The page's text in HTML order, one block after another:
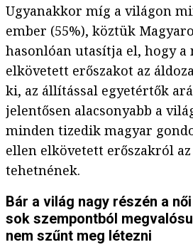
Ugyanakkor míg a világon
ember (55%), köztük
hasonlóan utasítja el, hogy a
elkövetett erőszakot az
ki, az állítással egyetértők
jelentősen alacsonyabb a
minden tizedik magyar
ellen elkövetett erőszakról
tehetnének.
Bár a világ nagy részén a
sok szempontból
nem szűnt meg létezni